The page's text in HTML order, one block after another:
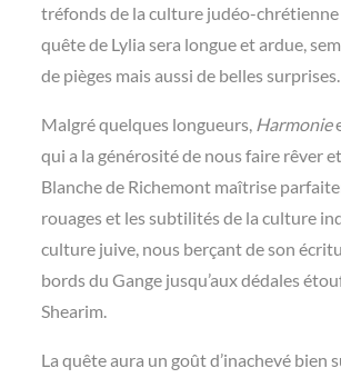
tréfonds de la culture judéo-chrétienne
quête de Lylia sera longue et ardue,
de pièges mais aussi de belles surprises.
Malgré quelques longueurs, Harmonie
qui a la générosité de nous faire rêver
Blanche de Richemont maîtrise
rouages et les subtilités de la culture
culture juive, nous berçant de son
bords du Gange jusqu’aux dédales
Shearim.
La quête aura un goût d’inachevé bien